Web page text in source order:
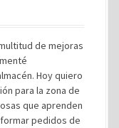
de mejoras
Hoy quiero
para la zona de
que aprenden
pedidos de